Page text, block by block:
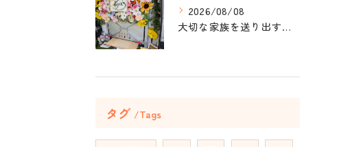
2026/08/08
大切な家族を送り出すお手伝いをしました。
タグ Tags